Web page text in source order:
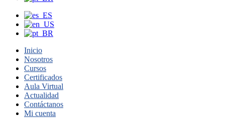
Inicio
Nosotros
Cursos
Certificados
Aula Virtual
Actualidad
Contáctanos
Mi cuenta